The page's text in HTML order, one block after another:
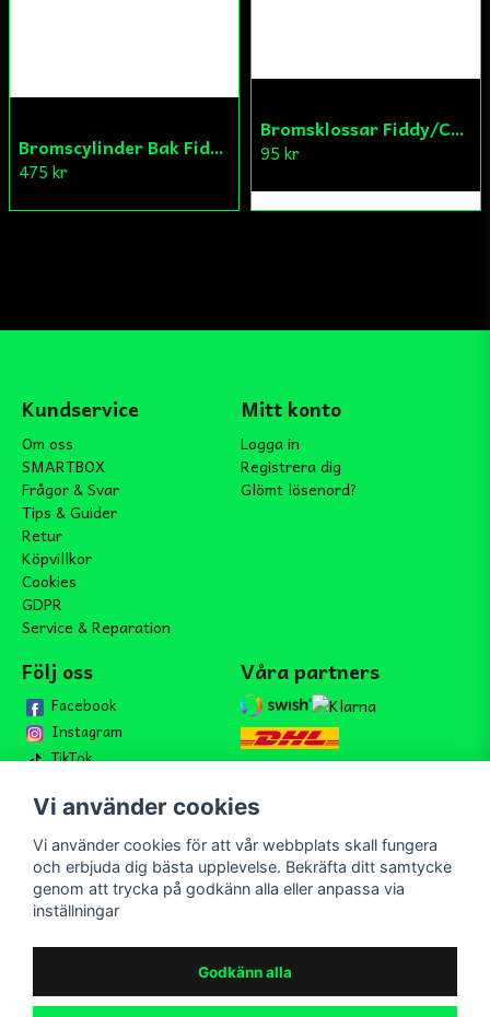
Bromscylinder Bak Fiddy/Cross
475 kr
Bromsklossar Fiddy/Cross
95 kr
Kundservice
Om oss
SMARTBOX
Frågor & Svar
Tips & Guider
Retur
Köpvillkor
Cookies
GDPR
Service & Reparation
Mitt konto
Logga in
Registrera dig
Glömt lösenord?
Följ oss
Facebook
Instagram
TikTok
Våra partners
Bli medlem i vårt nyhetsbrev
email
Mejladress Skicka
Bli medlem i vårt nyhetsbrev och ta del av våra nyheter och
Vi använder cookies
Vi använder cookies för att vår webbplats skall fungera
och erbjuda dig bästa upplevelse. Bekräfta ditt samtycke
genom att trycka på godkänn alla eller anpassa via
inställningar
Godkänn alla